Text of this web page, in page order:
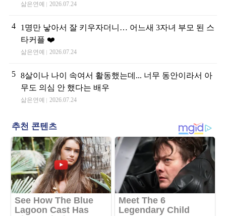
삶은연예 2026.07.24
4
1명만 낳아서 잘 키우자더니… 어느새 3자녀 부모 된 스
타커플 ❤️
삶은연예 2026.07.24
5 8살이나 나이 속여서 활동했는데... 너무 동안이라서 아
무도 의심 안 했다는 배우
삶은연예 2026.07.24